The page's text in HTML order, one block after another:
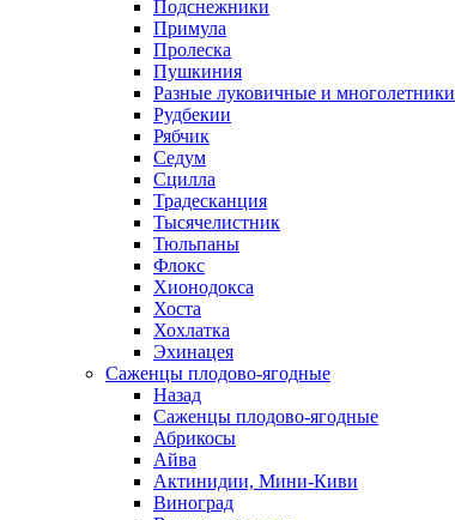
Подснежники
Примула
Пролеска
Пушкиния
Разные луковичные и многолетники
Рудбекии
Рябчик
Седум
Сцилла
Традесканция
Тысячелистник
Тюльпаны
Флокс
Хионодокса
Хоста
Хохлатка
Эхинацея
Саженцы плодово-ягодные
Назад
Саженцы плодово-ягодные
Абрикосы
Айва
Актинидии, Мини-Киви
Виноград